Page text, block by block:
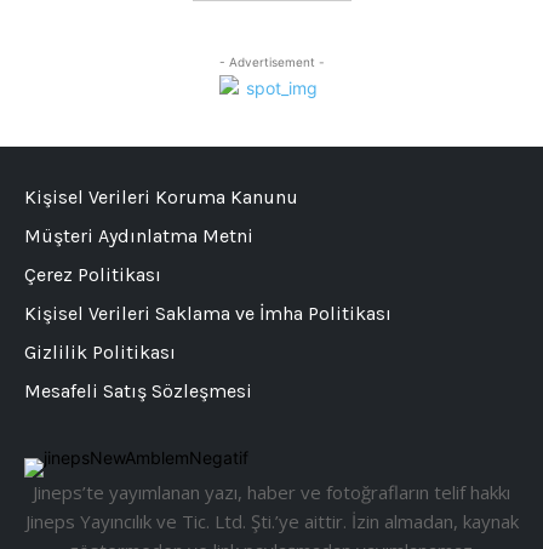
- Advertisement -
Jineps’te yayımlanan yazı, haber ve fotoğrafların telif hakkı
Jineps Yayıncılık ve Tic. Ltd. Şti.’ye aittir. İzin almadan, kaynak
Kişisel Verileri Koruma Kanunu
Müşteri Aydınlatma Metni
Çerez Politikası
Kişisel Verileri Saklama ve İmha Politikası
Gizlilik Politikası
Mesafeli Satış Sözleşmesi